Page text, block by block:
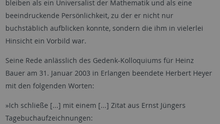
bleiben als ein Universalist der Mathematik und als eine
beeindruckende Persönlichkeit, zu der er nicht nur
buchstäblich aufblicken konnte, sondern die ihm in vielerlei
Hinsicht ein Vorbild war.
Seine Rede anlässlich des Gedenk-Kolloquiums für Heinz
Bauer am 31. Januar 2003 in Erlangen beendete Herbert Heyer
mit den folgenden Worten:
»Ich schließe [...] mit einem [...] Zitat aus Ernst Jüngers
Tagebuchaufzeichnungen: